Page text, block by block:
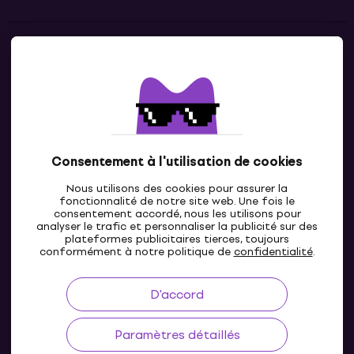
Consentement à l'utilisation de cookies
Nous utilisons des cookies pour assurer la
fonctionnalité de notre site web. Une fois le
consentement accordé, nous les utilisons pour
analyser le trafic et personnaliser la publicité sur des
plateformes publicitaires tierces, toujours
conformément à notre politique deconfidentialité.
D'accord
Paramètres détaillés
Contacte nous
LU